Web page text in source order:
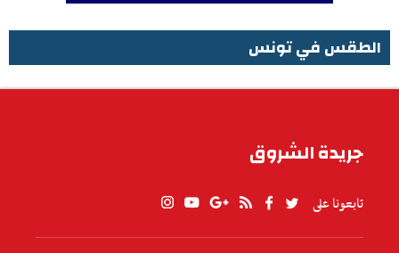
الطقس في تونس
جريدة الشروق
تابعونا على